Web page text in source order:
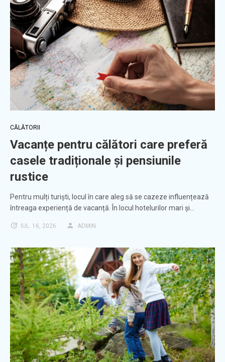
CĂLĂTORII
Vacanțe pentru călători care preferă
casele tradiționale și pensiunile
rustice
Pentru mulți turiști, locul în care aleg să se cazeze influențează
întreaga experiență de vacanță. În locul hotelurilor mari și…
IUL. 16, 2026 ADMIN